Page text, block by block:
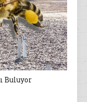
Buluyor